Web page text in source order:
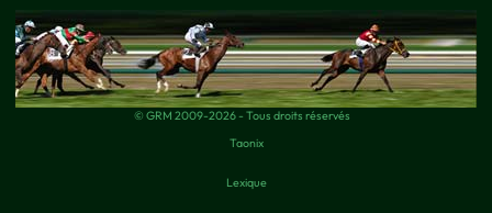
© GRM 2009-2026 - Tous droits réservés
Taonix
Lexique